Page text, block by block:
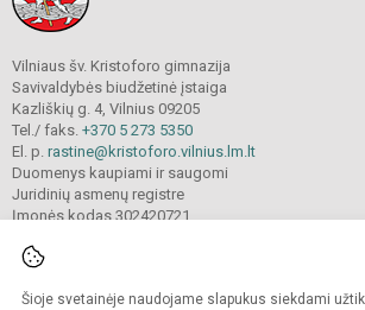
Šioje svetainėje naudojame slapukus siekdami
Vilniaus šv. Kristoforo gimnazija
Savivaldybės biudžetinė įstaiga
Kazliškių g. 4, Vilnius 09205
Tel./ faks. +370 5 273 5350
El. p. rastine@kristoforo.vilnius.lm.lt
Duomenys kaupiami ir saugomi
Juridinių asmenų registre
Įmonės kodas 302420721
© 2024. Vilniaus šv. Kristoforo gimnazija. Visos